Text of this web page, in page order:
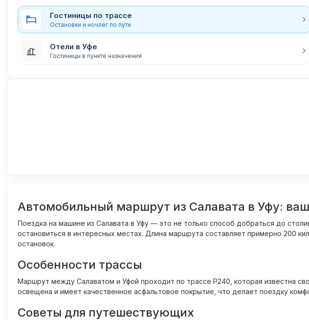
Гостиницы по трассе
Остановки и ночлег по пути
Отели в Уфе
Гостиницы в пункте назначения
Автомобильный маршрут из Салавата в Уфу:
Поездка на машине из Салавата в Уфу — это не только способ добраться до
остановиться в интересных местах. Длина маршрута составляет примерно 200
остановок.
Особенности трассы
Маршрут между Салаватом и Уфой проходит по трассе Р240, которая известна
освещена и имеет качественное асфальтовое покрытие, что делает поездку
Советы для путешествующих